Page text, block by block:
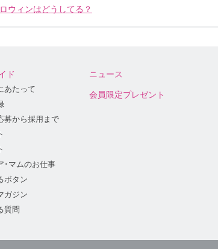
ウィンはどうしてる？
ド
あたって
募から採用まで
･マムのお仕事
ボタン
ガジン
質問
ニュース
会員限定プレゼント